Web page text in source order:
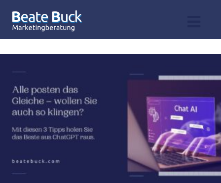
Inhalt
springen
Leistungen
Profil & Bücher
Kontakt